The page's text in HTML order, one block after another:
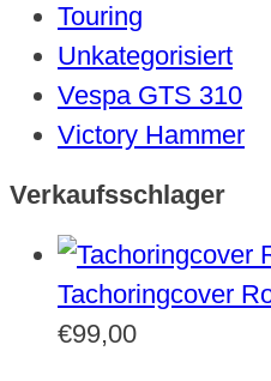
Touring
Unkategorisiert
Vespa GTS 310
Victory Hammer
Verkaufsschlager
Tachoringcover
€99,00